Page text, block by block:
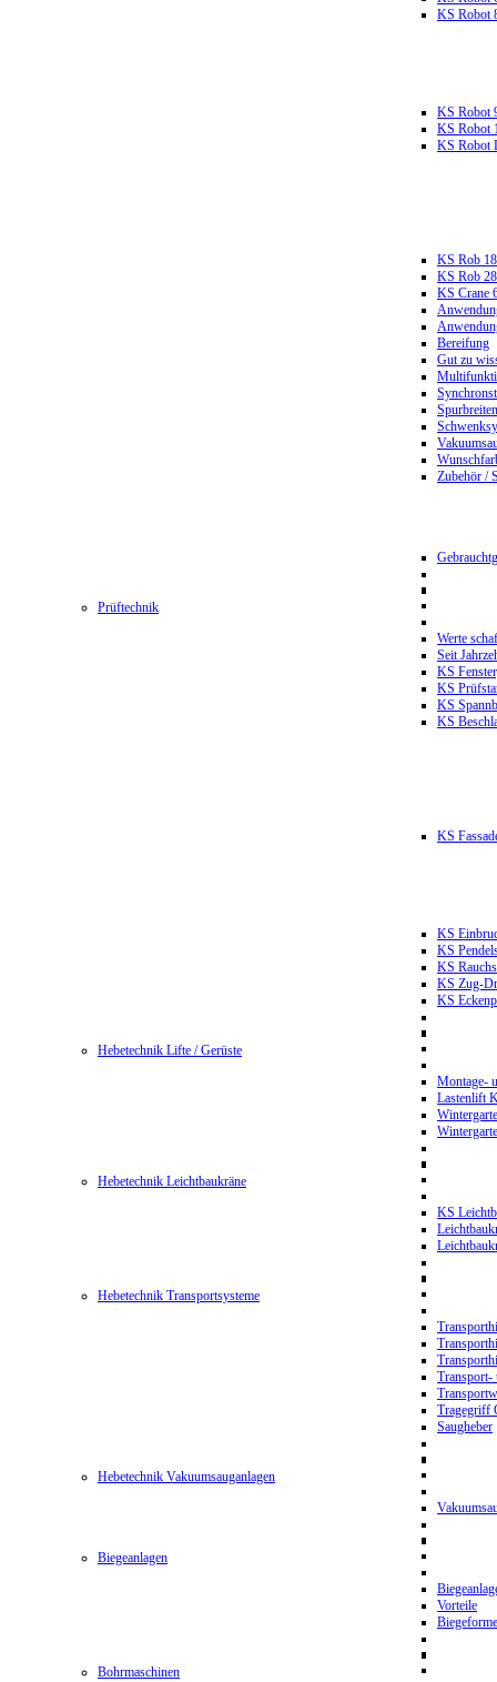
KS Robot
KS Robot
KS Robot
KS Robot
KS Rob
KS Rob
KS Crane
Bereifung
Gut zu
Zubehör /
Prüftechnik
Werte
Seit
KS
KS
KS
KS
KS
KS
KS
KS
KS Zug-
KS
Hebetechnik Lifte / Gerüste
Montage-
Lastenlift
Hebetechnik Leichtbaukräne
KS
Hebetechnik Transportsysteme
Transport-
Tragegriff
Saugheber
Hebetechnik Vakuumsauganlagen
Biegeanlagen
Vorteile
Bohrmaschinen